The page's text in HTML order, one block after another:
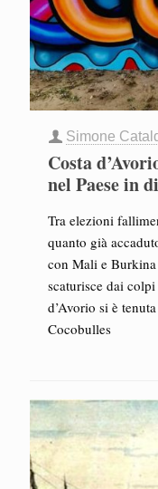
Simone
Costa
nel Paese in
Tra elezioni
quanto già
con Mali e Burkina
scaturisce dai
d’Avorio si è
Cocobulles